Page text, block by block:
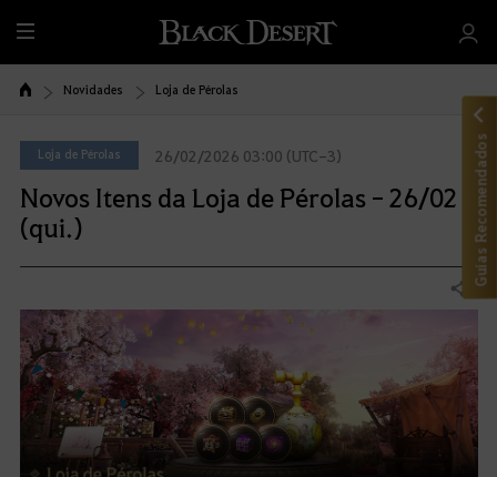
T
u
d
Novidades Loja de Pérolas
Loja de Pérolas 26/02/2026 03:00 (UTC-3)
Novos Itens da Loja de Pérolas - 26/02
(qui.)
Compartilhar
Guias Recomendados